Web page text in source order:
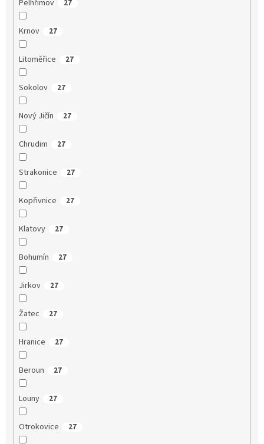
Pelhřimov 27
Krnov 27
Litoměřice 27
Sokolov 27
Nový Jičín 27
Chrudim 27
Strakonice 27
Kopřivnice 27
Klatovy 27
Bohumín 27
Jirkov 27
Žatec 27
Hranice 27
Beroun 27
Louny 27
Otrokovice 27